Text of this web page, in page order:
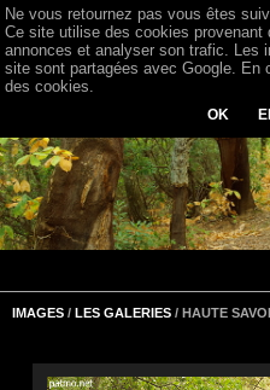
IMAGES / LES GALERIES / HAUTE
Ne vous retournez pas vous êtes
Ce site utilise des cookies provenant
annonces et analyser son trafic. Les
site sont partagées avec Google.
des cookies.
OK